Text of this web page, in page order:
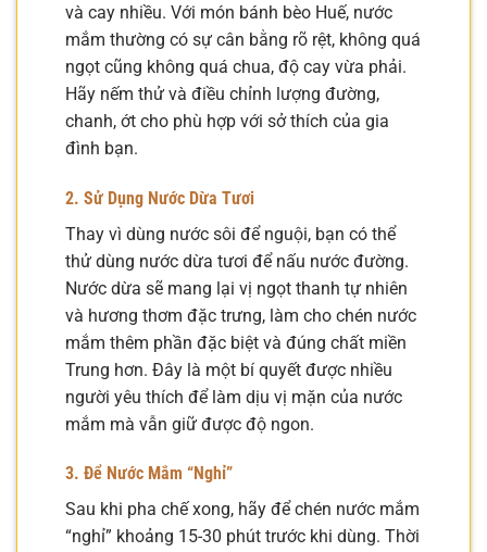
và cay nhiều. Với món bánh bèo Huế, nước
mắm thường có sự cân bằng rõ rệt, không quá
ngọt cũng không quá chua, độ cay vừa phải.
Hãy nếm thử và điều chỉnh lượng đường,
chanh, ớt cho phù hợp với sở thích của gia
đình bạn.
2. Sử Dụng Nước Dừa Tươi
Thay vì dùng nước sôi để nguội, bạn có thể
thử dùng nước dừa tươi để nấu nước đường.
Nước dừa sẽ mang lại vị ngọt thanh tự nhiên
và hương thơm đặc trưng, làm cho chén nước
mắm thêm phần đặc biệt và đúng chất miền
Trung hơn. Đây là một bí quyết được nhiều
người yêu thích để làm dịu vị mặn của nước
mắm mà vẫn giữ được độ ngon.
3. Để Nước Mắm “Nghỉ”
Sau khi pha chế xong, hãy để chén nước mắm
“nghỉ” khoảng 15-30 phút trước khi dùng. Thời